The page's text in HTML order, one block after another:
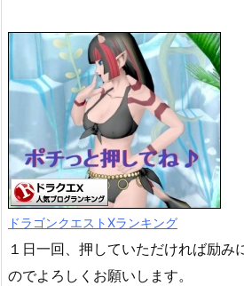
ドラゴンクエストXランキング
１日一回、押していただければ励み
のでよろしくお願いします。